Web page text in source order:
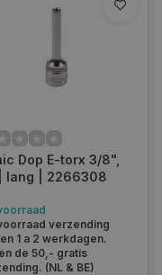
Dop E-torx 3/8",
lang | 2266308
verzending
1 a 2 werkdagen.
de 50,- gratis
(NL & BE)